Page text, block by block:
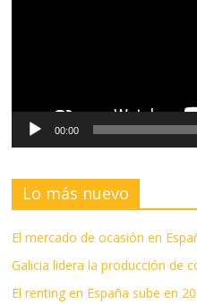
00:00
Lo más nuevo
El mercado de ocasión en
Galicia lidera la producción de
El renting en España sube en